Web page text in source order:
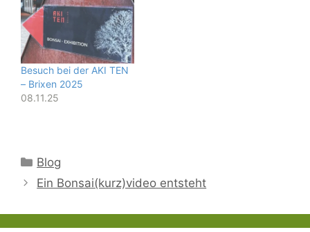
Besuch bei der AKI TEN
– Brixen 2025
08.11.25
Kategorien
Blog
Ein Bonsai(kurz)video entsteht